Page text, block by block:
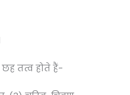
तत्व होते हैं-